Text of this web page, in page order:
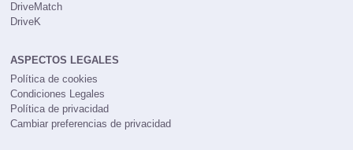
DriveMatch
DriveK
ASPECTOS LEGALES
Política de cookies
Condiciones Legales
Política de privacidad
Cambiar preferencias de privacidad